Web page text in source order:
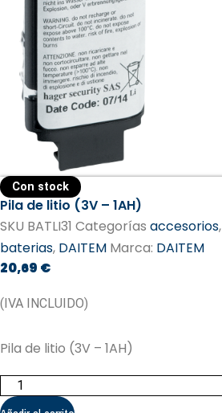
Con stock
Pila de litio (3V – 1AH)
SKU BATLI31 Categorías accesorios,
baterias, DAITEM Marca: DAITEM​
20,69 €
(IVA INCLUIDO)
Pila de litio (3V – 1AH)
Pila
de
litio